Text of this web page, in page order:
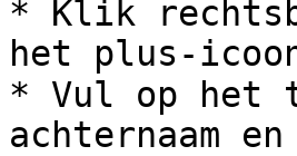
* Klik
het plus-
* Vul op het
achternaam